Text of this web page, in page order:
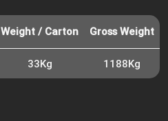
Gross Weight
Weight / Carton
1188Kg
33Kg